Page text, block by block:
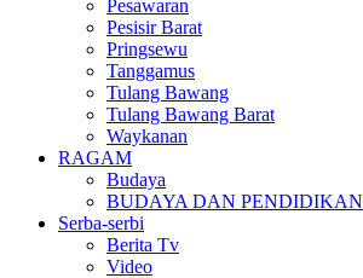
Pesawaran
Pesisir Barat
Pringsewu
Tanggamus
Tulang Bawang
Tulang Bawang Barat
Waykanan
RAGAM
Budaya
BUDAYA DAN PENDIDIKAN
Serba-serbi
Berita Tv
Video